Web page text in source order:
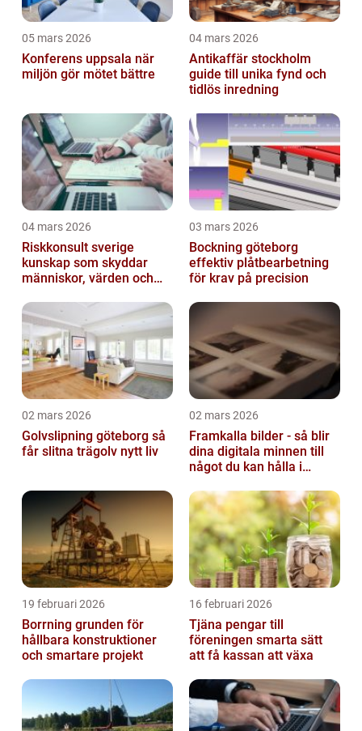
05 mars 2026
Konferens uppsala när
miljön gör mötet bättre
04 mars 2026
Antikaffär stockholm
guide till unika fynd och
tidlös inredning
04 mars 2026
Riskkonsult sverige
kunskap som skyddar
människor, värden och
03 mars 2026
Bockning göteborg
effektiv plåtbearbetning
för krav på precision
02 mars 2026
Golvslipning göteborg så
får slitna trägolv nytt liv
02 mars 2026
Framkalla bilder - så blir
dina digitala minnen till
något du kan hålla i
19 februari 2026
Borrning grunden för
hållbara konstruktioner
och smartare projekt
16 februari 2026
Tjäna pengar till
föreningen smarta sätt
att få kassan att växa